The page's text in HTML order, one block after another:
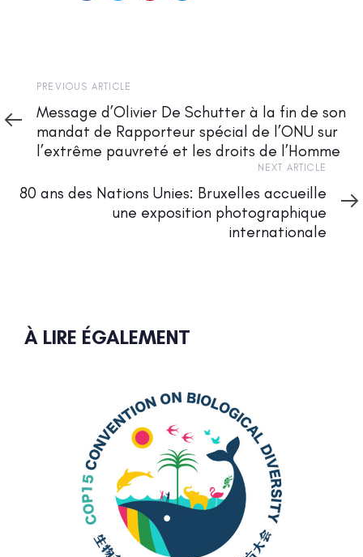
Previous
Article
PREVIOUS ARTICLE
Message d’Olivier De Schutter à la fin de son
mandat de Rapporteur spécial de l’ONU sur
l’extrême pauvreté et les droits de l’Homme
Article
NEXT ARTICLE
80 ans des Nations Unies: Bruxelles accueille
une exposition photographique
internationale
À LIRE ÉGALEMENT